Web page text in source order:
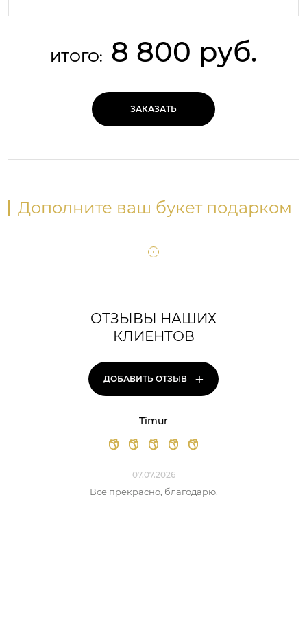
ИТОГО: 8 800 руб.
ЗАКАЗАТЬ
Дополните ваш букет подарком
ОТЗЫВЫ НАШИХ
КЛИЕНТОВ
ДОБАВИТЬ ОТЗЫВ +
Timur
07.07.2026
Все прекрасно, благодарю.